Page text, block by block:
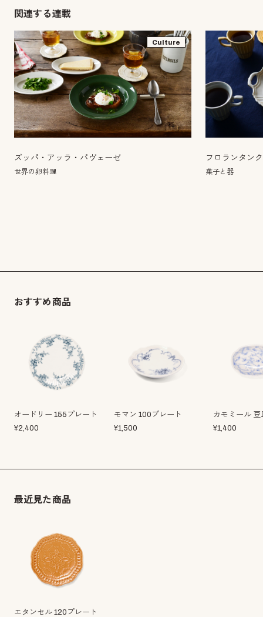
関連する連載
Culture
ズッパ・アッラ・パヴェーゼ
世界の卵料理
フロランタン
菓子と器
おすすめ商品
オードリー 155プレート
¥2,400
モマン 100プレート
¥1,500
カモミール 豆
¥1,400
最近見た商品
エタンセル 120プレート